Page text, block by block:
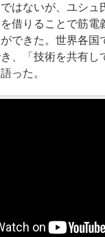
はないが、ユシュ
借りることで筋電
できた。世界各国
、「技術を共有し
った。